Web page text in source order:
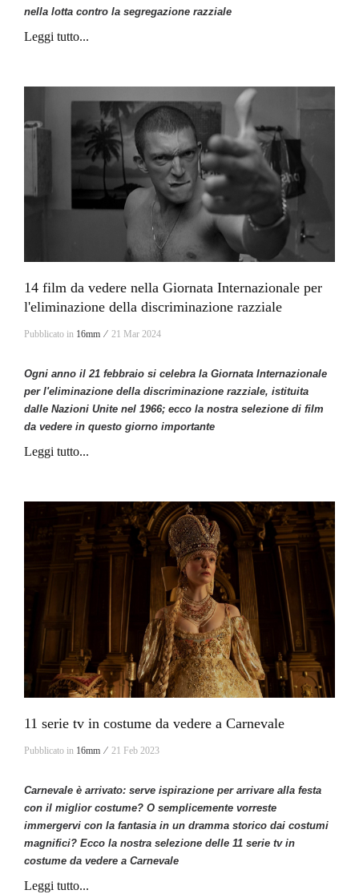
nella lotta contro la segregazione razziale
Leggi tutto...
14 film da vedere nella Giornata Internazionale per
l'eliminazione della discriminazione razziale
Pubblicato in 16mm ⁄ 21 Mar 2024
Ogni anno il 21 febbraio si celebra la Giornata Internazionale
per l'eliminazione della discriminazione razziale, istituita
dalle Nazioni Unite nel 1966; ecco la nostra selezione di film
da vedere in questo giorno importante
Leggi tutto...
11 serie tv in costume da vedere a Carnevale
Pubblicato in 16mm ⁄ 21 Feb 2023
Carnevale è arrivato: serve ispirazione per arrivare alla festa
con il miglior costume? O semplicemente vorreste
immergervi con la fantasia in un dramma storico dai costumi
magnifici? Ecco la nostra selezione delle 11 serie tv in
costume da vedere a Carnevale
Leggi tutto...